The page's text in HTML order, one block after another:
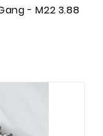
- M22 3.88